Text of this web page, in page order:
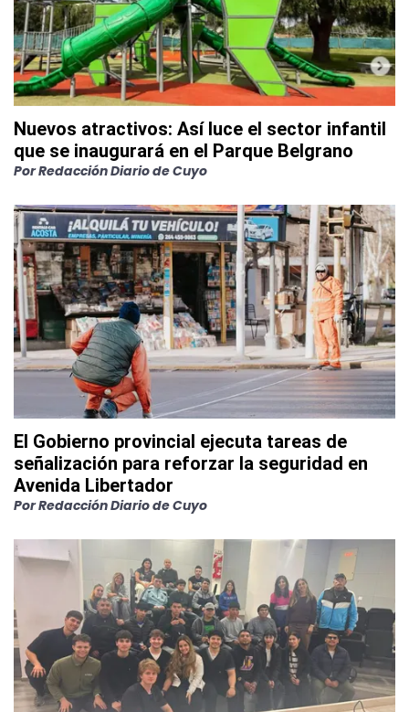
Nuevos atractivos: Así luce el sector infantil
que se inaugurará en el Parque Belgrano
PorRedacción Diario de Cuyo
El Gobierno provincial ejecuta tareas de
señalización para reforzar la seguridad en
Avenida Libertador
PorRedacción Diario de Cuyo